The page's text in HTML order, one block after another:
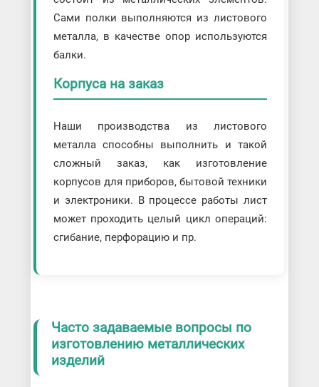
Сами полки выполняются из листового
металла, в качестве опор используются
балки.
Корпуса на заказ
Наши производства из листового
металла способны выполнить и такой
сложный заказ, как изготовление
корпусов для приборов, бытовой техники
и электроники. В процессе работы лист
может проходить целый цикл операций:
сгибание, перфорацию и пр.
Часто задаваемые вопросы по
изготовлению металлических
изделий